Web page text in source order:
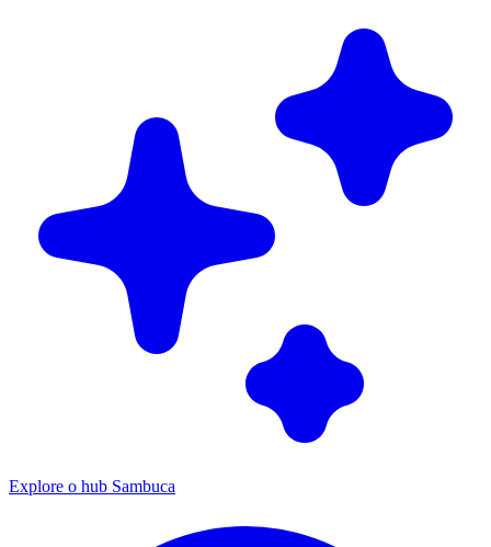
Explore o hub Sambuca